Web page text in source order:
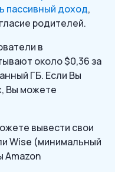
пассивный доход,
родителей.
в
около $0,36 за
ГБ. Если Вы
Вы можете
вывести свои
Wise (минимальный
Amazon